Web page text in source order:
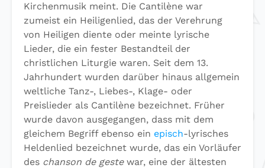
Kirchenmusik meint. Die Cantilène war
zumeist ein Heiligenlied, das der Verehrung
von Heiligen diente oder meinte lyrische
Lieder, die ein fester Bestandteil der
christlichen Liturgie waren. Seit dem 13.
Jahrhundert wurden darüber hinaus allgemein
weltliche Tanz-, Liebes-, Klage- oder
Preislieder als Cantilène bezeichnet. Früher
wurde davon ausgegangen, dass mit dem
gleichem Begriff ebenso ein episch-lyrisches
Heldenlied bezeichnet wurde, das ein Vorläufer
des chanson de gestewar, eine der ältesten